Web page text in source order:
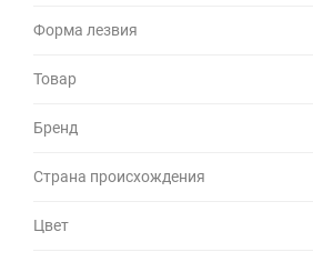
Форма лезвия
Товар
Бренд
Страна происхождения
Цвет